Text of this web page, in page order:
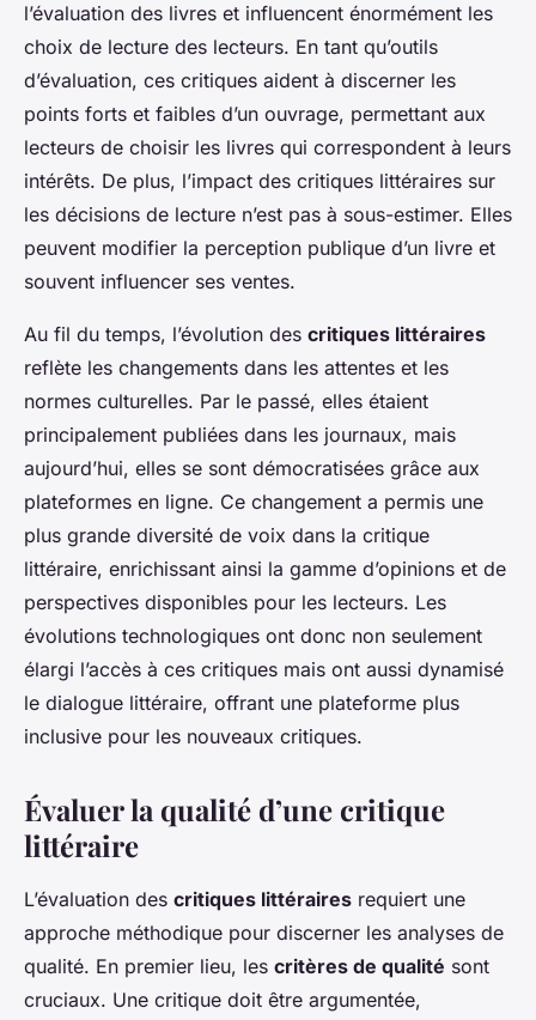
l’évaluation des livres et influencent énormément les
choix de lecture des lecteurs. En tant qu’outils
d’évaluation, ces critiques aident à discerner les
points forts et faibles d’un ouvrage, permettant aux
lecteurs de choisir les livres qui correspondent à leurs
intérêts. De plus, l’impact des critiques littéraires sur
les décisions de lecture n’est pas à sous-estimer. Elles
peuvent modifier la perception publique d’un livre et
souvent influencer ses ventes.
Au fil du temps, l’évolution des critiques littéraires
reflète les changements dans les attentes et les
normes culturelles. Par le passé, elles étaient
principalement publiées dans les journaux, mais
aujourd’hui, elles se sont démocratisées grâce aux
plateformes en ligne. Ce changement a permis une
plus grande diversité de voix dans la critique
littéraire, enrichissant ainsi la gamme d’opinions et de
perspectives disponibles pour les lecteurs. Les
évolutions technologiques ont donc non seulement
élargi l’accès à ces critiques mais ont aussi dynamisé
le dialogue littéraire, offrant une plateforme plus
inclusive pour les nouveaux critiques.
Évaluer la qualité d’une critique
littéraire
L’évaluation des critiques littéraires requiert une
approche méthodique pour discerner les analyses de
qualité. En premier lieu, les critères de qualité sont
cruciaux. Une critique doit être argumentée,